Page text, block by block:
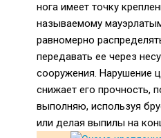
нога имеет точку
называемому
равномерно
передавать ее через
сооружения. Нарушение
снижает его прочность,
выполняю, используя
или делая выпилы на